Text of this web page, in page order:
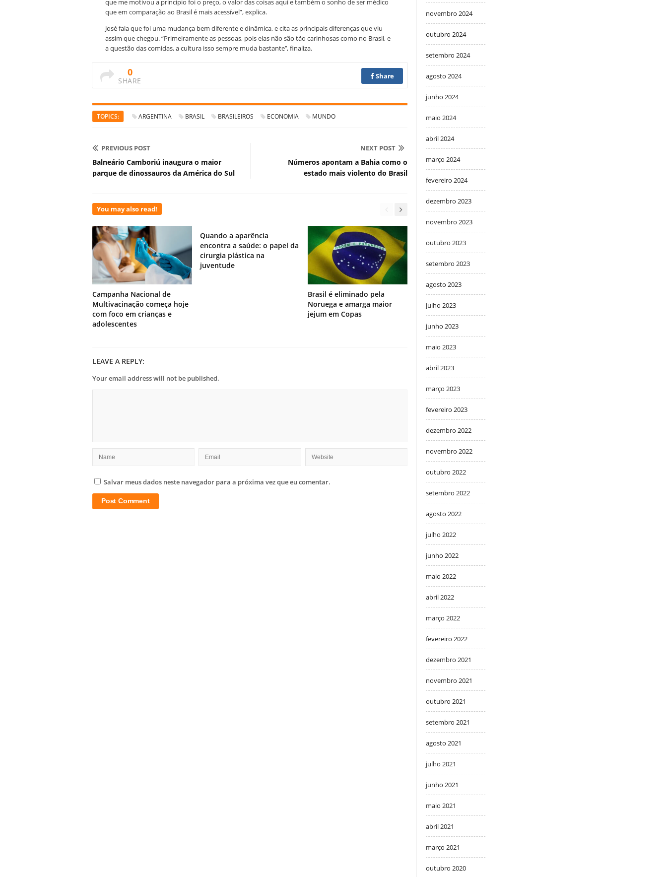
que me motivou a princípio foi o preço, o valor das coisas aqui e também o sonho de ser médico
que em comparação ao Brasil é mais acessível”, explica.
José fala que foi uma mudança bem diferente e dinâmica, e cita as principais diferenças que viu
assim que chegou. “Primeiramente as pessoas, pois elas não são tão carinhosas como no Brasil, e
a questão das comidas, a cultura isso sempre muda bastante’’, finaliza.
0
SHARE
Share
TOPICS: ARGENTINA BRASIL BRASILEIROS ECONOMIA MUNDO
PREVIOUS POST
Balneário Camboriú inaugura o maior
parque de dinossauros da América do Sul
NEXT POST
Números apontam a Bahia como o
estado mais violento do Brasil
You may also read!
Campanha Nacional de
Multivacinação começa hoje
com foco em crianças e
adolescentes
Quando a aparência
encontra a saúde: o papel da
cirurgia plástica na
juventude
Brasil é eliminado pela
Noruega e amarga maior
jejum em Copas
LEAVE A REPLY:
Your email address will not be published.
Salvar meus dados neste navegador para a próxima vez que eu comentar.
novembro 2024
outubro 2024
setembro 2024
agosto 2024
junho 2024
maio 2024
abril 2024
março 2024
fevereiro 2024
dezembro 2023
novembro 2023
outubro 2023
setembro 2023
agosto 2023
julho 2023
junho 2023
maio 2023
abril 2023
março 2023
fevereiro 2023
dezembro 2022
novembro 2022
outubro 2022
setembro 2022
agosto 2022
julho 2022
junho 2022
maio 2022
abril 2022
março 2022
fevereiro 2022
dezembro 2021
novembro 2021
outubro 2021
setembro 2021
agosto 2021
julho 2021
junho 2021
maio 2021
abril 2021
março 2021
outubro 2020